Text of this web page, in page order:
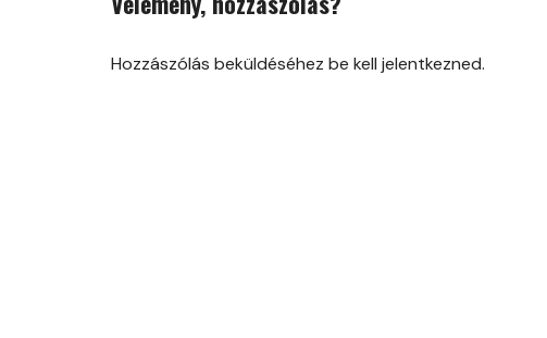
Hozzászólás beküldéséhez be kell jelentkezned.